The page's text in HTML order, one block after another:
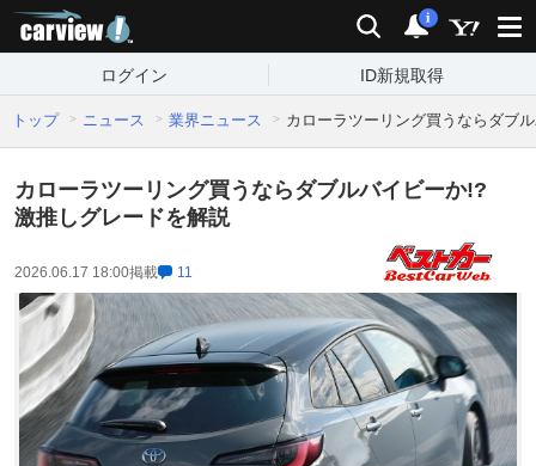
検索 通知
i
ログイン ID新規取得
トップ ニュース 業界ニュース カローラツーリング買うならダブ
カローラツーリング買うならダブルバイビーか!?
激推しグレードを解説
2026.06.17 18:00掲載 11